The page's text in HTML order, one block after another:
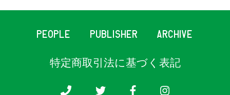
PEOPLE PUBLISHER ARCHIVE
特定商取引法に基づく表記